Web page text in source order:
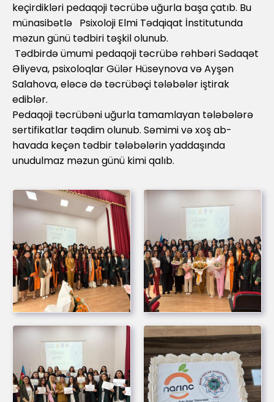
keçirdikləri pedaqoji təcrübə uğurla başa çatıb. Bu
münasibətlə Psixoloji Elmi Tədqiqat İnstitutunda
məzun günü tədbiri təşkil olunub.
Tədbirdə ümumi pedaqoji təcrübə rəhbəri Sədaqət
Əliyeva, psixoloqlar Gülər Hüseynova və Ayşən
Salahova, eləcə də təcrübəçi tələbələr iştirak
ediblər.
Pedaqoji təcrübəni uğurla tamamlayan tələbələrə
sertifikatlar təqdim olunub. Səmimi və xoş ab-
havada keçən tədbir tələbələrin yaddaşında
unudulmaz məzun günü kimi qalıb.